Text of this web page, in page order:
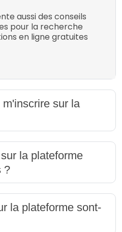
aussi des conseils
pour la recherche
en ligne gratuites
sur la
la plateforme
?
la plateforme sont-